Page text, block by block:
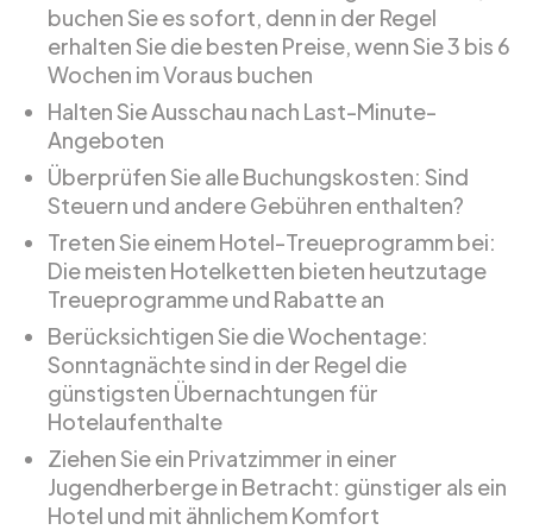
buchen Sie es sofort, denn in der Regel
erhalten Sie die besten Preise, wenn Sie 3 bis 6
Wochen im Voraus buchen
Halten Sie Ausschau nach Last-Minute-
Angeboten
Überprüfen Sie alle Buchungskosten: Sind
Steuern und andere Gebühren enthalten?
Treten Sie einem Hotel-Treueprogramm bei:
Die meisten Hotelketten bieten heutzutage
Treueprogramme und Rabatte an
Berücksichtigen Sie die Wochentage:
Sonntagnächte sind in der Regel die
günstigsten Übernachtungen für
Hotelaufenthalte
Ziehen Sie ein Privatzimmer in einer
Jugendherberge in Betracht: günstiger als ein
Hotel und mit ähnlichem Komfort